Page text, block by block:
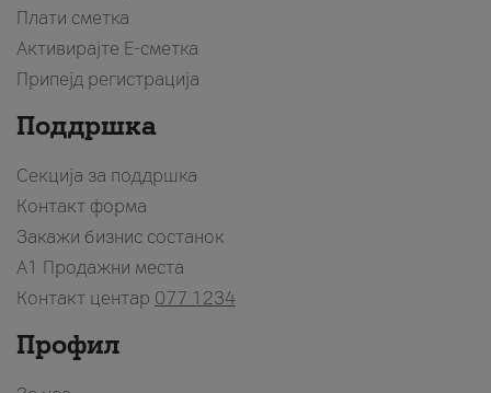
Плати сметка
Активирајте Е-сметка
Припејд регистрација
Поддршка
Секција за поддршка
Контакт форма
Закажи бизнис состанок
A1 Продажни места
Контакт центар 077 1234
Профил